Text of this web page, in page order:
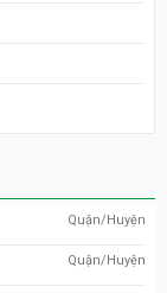
Quận/Huyện
Quận/Huyện